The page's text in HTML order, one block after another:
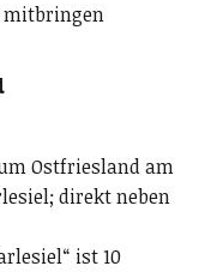
mitbringen
Ostfriesland am
direkt neben
ist 10